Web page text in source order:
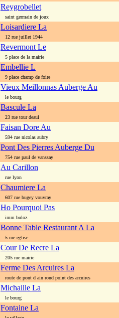
Reygrobellet
saint germain de joux
Loisardiere La
12 rue juillet 1944
Revermont Le
5 place de la mairie
Embellie L
9 place champ de foire
Vieux Meillonnas Auberge Au
le bourg
Bascule La
23 rue tour deaul
Faisan Dore Au
594 rue nicolas aubry
Pont Des Pierres Auberge Du
754 rue paul de vanssay
Au Carillon
rue lyon
Chaumiere La
607 rue bugey vouvray
Ho Pourquoi Pas
imm buloz
Bonne Table Restaurant A La
5 rue eglise
Cour De Recre La
205 rue mairie
Ferme Des Arcuires La
route de pont d ain rond point des arcuires
Michaille La
le bourg
Fontaine La